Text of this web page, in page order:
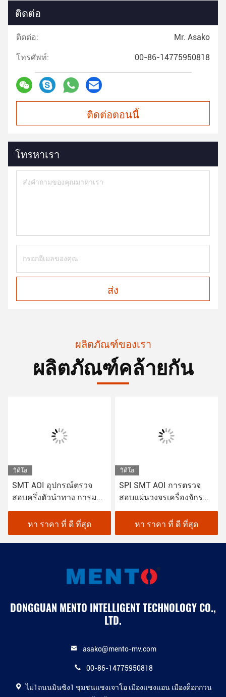
ติดต่อ
ติดต่อ: Mr. Asako
โทรศัพท์: 00-86-14775950818
ติดต่อตอนนี้
โทรหาเรา
ส่ง
ผลิตภัณฑ์ของเรา
ผลิตภัณฑ์คล้ายกัน
วิดีโอ
SMT AOI อุปกรณ์ตรวจ
สอบครึ่งตัวนําทาง การมอง
เห็นอัตโนมัติ
หา ราคา ที่ ดี ที่สุด
วิดีโอ
SPI SMT AOI การตรวจ
สอบแผ่นวงจรเครื่องจักร
เพื่อควบคุมคุณภาพ
หา ราคา ที่ ดี ที่สุด
DONGGUAN MENTO INTELLIGENT TECHNOLOGY CO.,
LTD.
asako@mento-mv.com
00-86-14775950818
ไม่1ถนนมินซิง1 ชุมชนแชงเจาโอ เมืองแชงแอน เมืองด็อกกวน